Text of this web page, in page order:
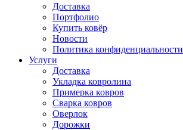
Доставка
Портфолио
Купить ковёр
Новости
Политика конфиденциальности
Услуги
Доставка
Укладка ковролина
Примерка ковров
Сварка ковров
Оверлок
Дорожки